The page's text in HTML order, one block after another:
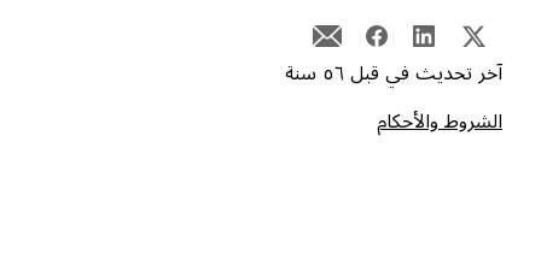
تحديث في قبل ٥٦ سنة
والأحكام